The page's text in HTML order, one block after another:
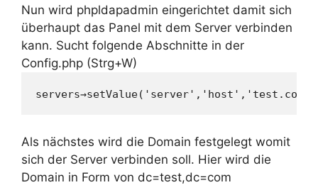
Nun wird phpldapadmin eingerichtet damit sich
überhaupt das Panel mit dem Server verbinden
kann. Sucht folgende Abschnitte in der
Config.php (Strg+W)
servers→setValue('server','host','test.com
Als nächstes wird die Domain festgelegt womit
sich der Server verbinden soll. Hier wird die
Domain in Form von dc=test,dc=com